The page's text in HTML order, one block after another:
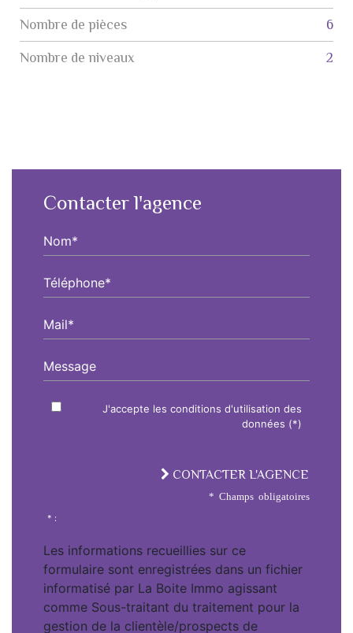
Nombre de pièces 6
Nombre de niveaux 2
Contacter l'agence
Nom*
Téléphone*
Mail*
Message
J'accepte les conditions d'utilisation des
données (*)
CONTACTER L'AGENCE
* Champs obligatoires
* :
Les informations recueillies sur ce
formulaire sont enregistrées dans un fichier
informatisé par La Boite Immo agissant
comme Sous-traitant du traitement pour la
gestion de la clientèle/prospects de